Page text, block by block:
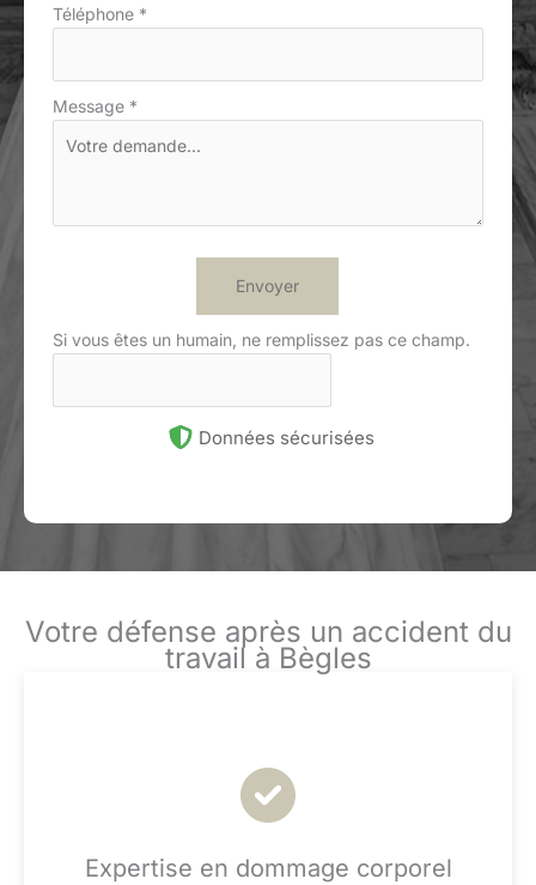
Téléphone *
Message *
Envoyer
Si vous êtes un humain, ne remplissez pas ce champ.
Données sécurisées
Votre défense après un accident du
travail à Bègles
Expertise en dommage corporel